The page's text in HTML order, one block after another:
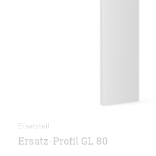
Ersatzteil
Ersatz-Profil GL 80